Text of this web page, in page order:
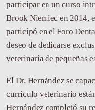
participar en un curso
Brook Niemiec en 2014,
participó en el Foro
deseo de dedicarse
veterinaria de pequeñas
El Dr. Hernández se
currículo veterinario
Hernández completó su